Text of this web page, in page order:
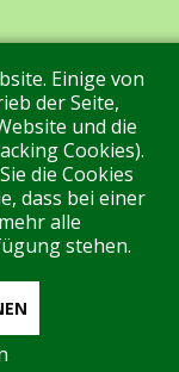
Kontakt
online
Einige von
der Seite,
und die
Cookies).
die Cookies
dass bei einer
alle
stehen.